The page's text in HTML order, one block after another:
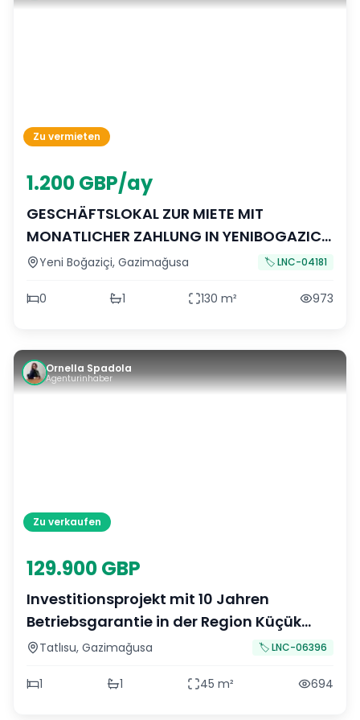
Zu vermieten
1.200 GBP/ay
GESCHÄFTSLOKAL ZUR MIETE MIT
MONATLICHER ZAHLUNG IN YENIBOGAZICI
RIVA PARK ANLAGE
Yeni Boğaziçi, Gazimağusa 🏷️LNC-04181
0 1 130 m² 973
Zu verkaufen
Ornella Spadola
Agenturinhaber
129.900 GBP
Investitionsprojekt mit 10 Jahren
Betriebsgarantie in der Region Küçük
Erenköy
Tatlısu, Gazimağusa 🏷️LNC-06396
1 1 45 m² 694